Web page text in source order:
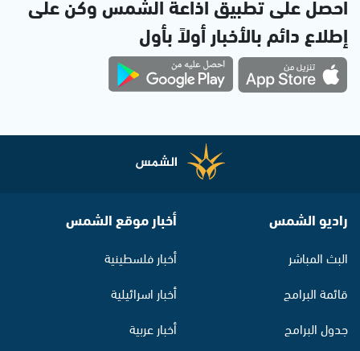
إطلاع دائم بالأخبار أولاً بأول
راديو الشمس
البث المباشر
قائمة البرامج
جدول البرامج
أخبار موقع الشمس
أخبار فلسطينية
أخبار اسرائيلية
أخبار عربية